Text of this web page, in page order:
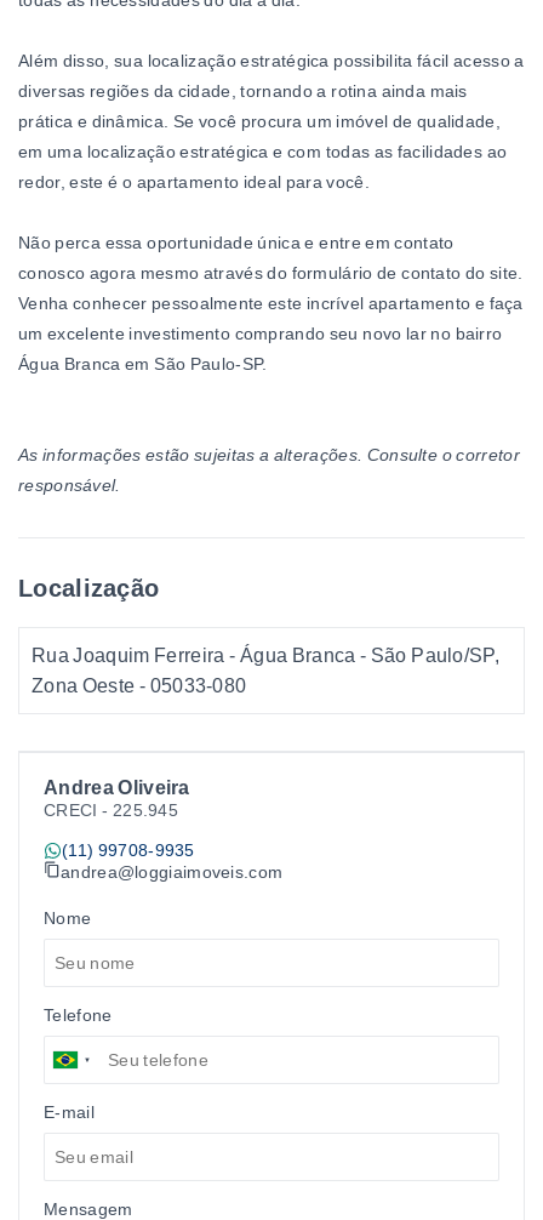
Andrea Oliveira
CRECI - 225.945
(11) 99708-9935
andrea@loggiaimoveis.com
Nome
Telefone
E-mail
Mensagem
Além disso, sua localização estratégica possibilita fácil acesso a
diversas regiões da cidade, tornando a rotina ainda mais
prática e dinâmica. Se você procura um imóvel de qualidade,
em uma localização estratégica e com todas as facilidades ao
redor, este é o apartamento ideal para você.
Não perca essa oportunidade única e entre em contato
conosco agora mesmo através do formulário de contato do site.
Venha conhecer pessoalmente este incrível apartamento e faça
um excelente investimento comprando seu novo lar no bairro
Água Branca em São Paulo-SP.
As informações estão sujeitas a alterações. Consulte o corretor
responsável.
Localização
Rua Joaquim Ferreira - Água Branca - São Paulo/SP,
Zona Oeste - 05033-080